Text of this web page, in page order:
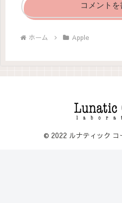
コメント
ホーム Apple
© 2022 ルナティック コ